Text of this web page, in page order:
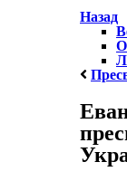
Назад